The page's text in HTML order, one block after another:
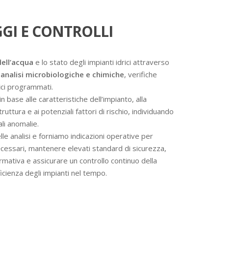
E CONTROLLI
e lo stato degli impianti idrici attraverso
analisi microbiologiche e chimiche, verifiche
programmati.
base alle caratteristiche dell’impianto, alla
e ai potenziali fattori di rischio, individuando
anomalie.
analisi e forniamo indicazioni operative per
mantenere elevati standard di sicurezza,
e assicurare un controllo continuo della
degli impianti nel tempo.